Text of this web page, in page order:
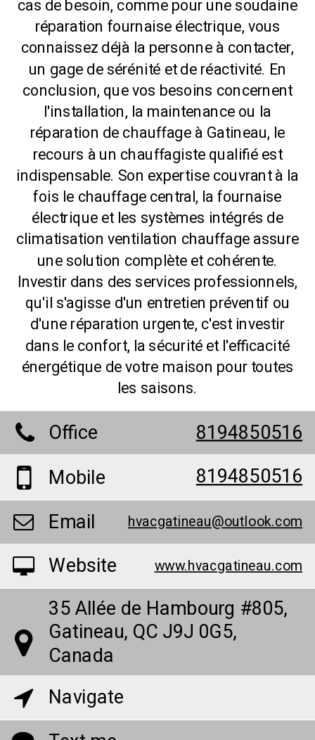
cas de besoin, comme pour une soudaine
réparation fournaise électrique, vous
connaissez déjà la personne à contacter,
un gage de sérénité et de réactivité. En
conclusion, que vos besoins concernent
l'installation, la maintenance ou la
réparation de chauffage à Gatineau, le
recours à un chauffagiste qualifié est
indispensable. Son expertise couvrant à la
fois le chauffage central, la fournaise
électrique et les systèmes intégrés de
climatisation ventilation chauffage assure
une solution complète et cohérente.
Investir dans des services professionnels,
qu'il s'agisse d'un entretien préventif ou
d'une réparation urgente, c'est investir
dans le confort, la sécurité et l'efficacité
énergétique de votre maison pour toutes
les saisons.
Office
8194850516
Mobile
8194850516
Email
hvacgatineau@outlook.com
Website www.hvacgatineau.com
35 Allée de Hambourg #805,
Gatineau, QC J9J 0G5,
Canada
Navigate